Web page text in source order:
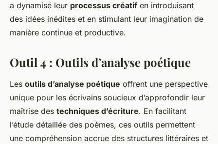
a dynamisé leur processus créatif en introduisant
des idées inédites et en stimulant leur imagination de
manière continue et productive.
Outil 4 : Outils d’analyse poétique
Les outils d’analyse poétique offrent une perspective
unique pour les écrivains soucieux d’approfondir leur
maîtrise des techniques d’écriture. En facilitant
l’étude détaillée des poèmes, ces outils permettent
une compréhension accrue des structures littéraires et